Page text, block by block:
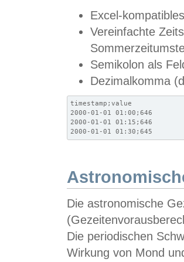
Excel-
Vereinfachte
Semikolon als
Dezimalkomma
timestamp;value
2000-01-01 01:00;646
2000-01-01 01:15;646
2000-01-01 01:30;645
Die astronomische
Die periodischen
Wirkung von Mond